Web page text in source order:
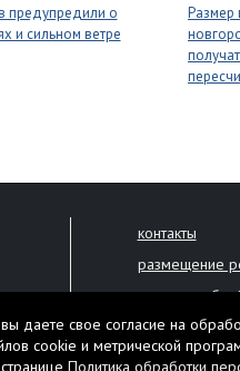
предупредили о
и сильном ветре
Размер
контакты
размещение
политика
Настоящий
даете свое согласие на
cookie и метрической
Политика обработки